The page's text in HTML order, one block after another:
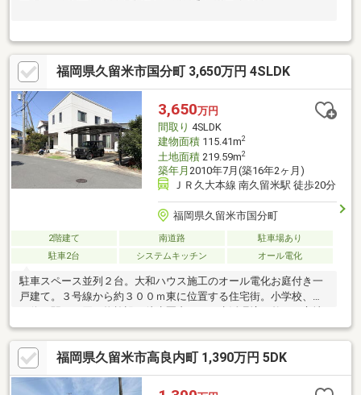
福岡県久留米市国分町 3,650万円 4SLDK
3,650万円
間取り 4SLDK
建物面積115.41m2
土地面積219.59m2
築年月 2010年7月(築16年2ヶ月)
ＪＲ久大本線 南久留米駅 徒歩20分
福岡県久留米市国分町
2階建て 南道路
駐車場あり
駐車2台
システムキッチン オール電化
駐車スペース並列２台。大和ハウス施工のオール電化お庭付き一
戸建て。３号線から約３００ｍ東に位置する住宅街。小学校、バ
に位置する一戸建てになります。住宅街のため交通量も少なく前
面道路幅が６メートルございますのでお車の出し入れもし易いで
す。また交通事故のリスクも軽減されます。東側は駐車場となっ
ておりますので角地のような立地となり圧迫感もございません。
福岡県久留米市高良内町 1,390万円 5DK